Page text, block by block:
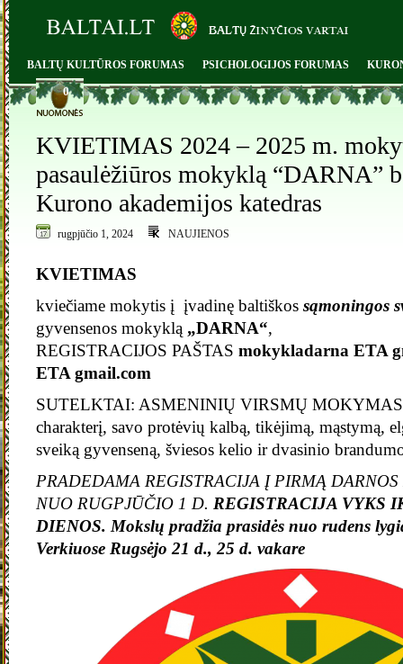
BALTŲ KULTŪROS FORUMAS PSICHOLOGIJOS FORUMAS
0
KVIETIMAS 2024 – 2025 m.
pasaulėžiūros mokyklą “DARNA”
Kurono akademijos katedras
rugpjūčio 1, 2024 NAUJIENOS
KVIETIMAS
kviečiame mokytis į įvadinę baltiškos sąmoningos
gyvensenos mokyklą „DARNA“,
REGISTRACIJOS PAŠTAS mokykladarna ETA
ETA gmail.com
SUTELKTAI: ASMENINIŲ VIRSMŲ
charakterį, savo protėvių kalbą, tikėjimą, mąstymą,
sveiką gyvenseną, šviesos kelio ir dvasinio
PRADEDAMA REGISTRACIJA Į PIRMĄ
NUO RUGPJŪČIO 1 D. REGISTRACIJA VYKS
DIENOS. Mokslų pradžia prasidės nuo rudens
Verkiuose Rugsėjo 21 d., 25 d. vakare